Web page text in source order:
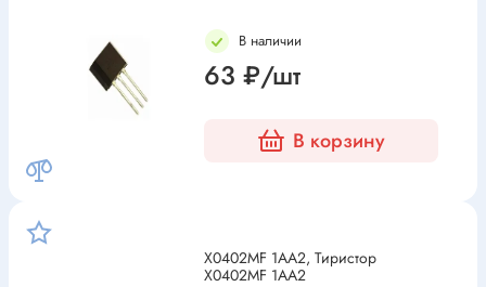
В наличии
63 ₽/шт
В корзину
X0402MF 1AA2, Тиристор
X0402MF 1AA2